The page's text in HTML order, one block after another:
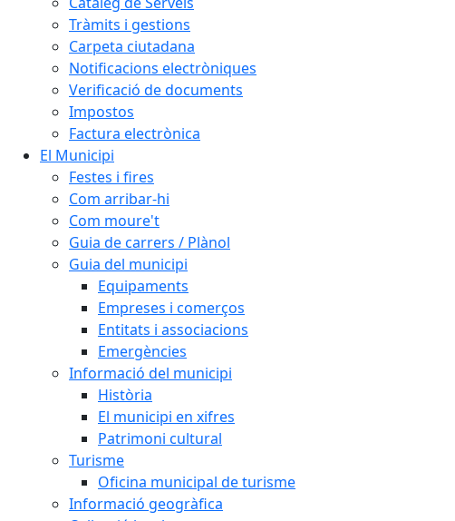
Tràmits i gestions
Carpeta ciutadana
Notificacions electròniques
Verificació de documents
Impostos
Factura electrònica
El Municipi
Festes i fires
Com arribar-hi
Com moure't
Guia de carrers / Plànol
Guia del municipi
Equipaments
Empreses i comerços
Entitats i associacions
Emergències
Informació del municipi
Història
El municipi en xifres
Patrimoni cultural
Turisme
Oficina municipal de turisme
Informació geogràfica